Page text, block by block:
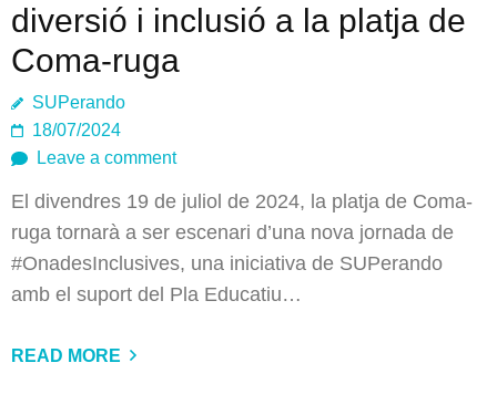
diversió i inclusió a la platja de
Coma-ruga
SUPerando
18/07/2024
Leave a comment
El divendres 19 de juliol de 2024, la platja de Coma-
ruga tornarà a ser escenari d’una nova jornada de
#OnadesInclusives, una iniciativa de SUPerando
amb el suport del Pla Educatiu…
READ MORE